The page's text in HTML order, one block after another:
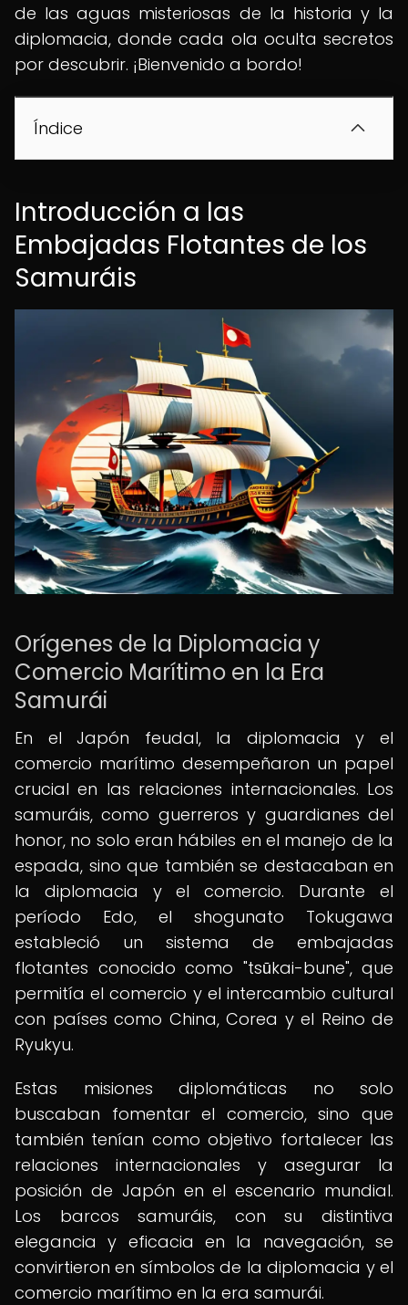
de las aguas misteriosas de la historia y la
diplomacia, donde cada ola oculta secretos
por descubrir. ¡Bienvenido a bordo!
Índice
Introducción a las
Embajadas Flotantes de los
Samuráis
Orígenes de la Diplomacia y
Comercio Marítimo en la Era
Samurái
En el Japón feudal, la diplomacia y el
comercio marítimo desempeñaron un papel
crucial en las relaciones internacionales. Los
samuráis, como guerreros y guardianes del
honor, no solo eran hábiles en el manejo de la
espada, sino que también se destacaban en
la diplomacia y el comercio. Durante el
período Edo, el shogunato Tokugawa
estableció un sistema de embajadas
flotantes conocido como "tsūkai-bune", que
permitía el comercio y el intercambio cultural
con países como China, Corea y el Reino de
Ryukyu.
Estas misiones diplomáticas no solo
buscaban fomentar el comercio, sino que
también tenían como objetivo fortalecer las
relaciones internacionales y asegurar la
posición de Japón en el escenario mundial.
Los barcos samuráis, con su distintiva
elegancia y eficacia en la navegación, se
convirtieron en símbolos de la diplomacia y el
comercio marítimo en la era samurái.